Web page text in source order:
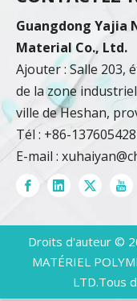
Guangdong Yajia
Material Co., Ltd.
Ajouter : Salle 203,
de la zone
ville de Heshan,
Tél : +86-
E-mail :
Droits d'auteur ©
MATÉRIEL
LTD.Tous